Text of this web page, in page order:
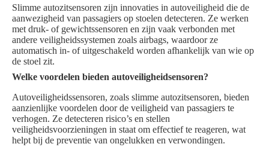
Slimme autozitsensoren zijn innovaties in autoveiligheid die de
aanwezigheid van passagiers op stoelen detecteren. Ze werken
met druk- of gewichtssensoren en zijn vaak verbonden met
andere veiligheidssystemen zoals airbags, waardoor ze
automatisch in- of uitgeschakeld worden afhankelijk van wie op
de stoel zit.
Welke voordelen bieden autoveiligheidsensoren?
Autoveiligheidssensoren, zoals slimme autozitsensoren, bieden
aanzienlijke voordelen door de veiligheid van passagiers te
verhogen. Ze detecteren risico’s en stellen
veiligheidsvoorzieningen in staat om effectief te reageren, wat
helpt bij de preventie van ongelukken en verwondingen.